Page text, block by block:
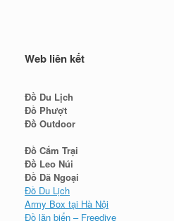
Web liên kết
Đồ Du Lịch
Đồ Phượt
Đồ Outdoor
Đồ Cắm Trại
Đồ Leo Núi
Đồ Dã Ngoại
Đồ Du Lịch
Army Box tại Hà Nội
Đồ lặn biển – Freedive